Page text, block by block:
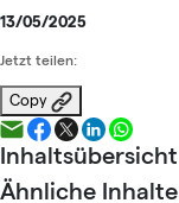
13/05/2025
Jetzt teilen:
Copy
Inhaltsübersicht
Ähnliche Inhalte